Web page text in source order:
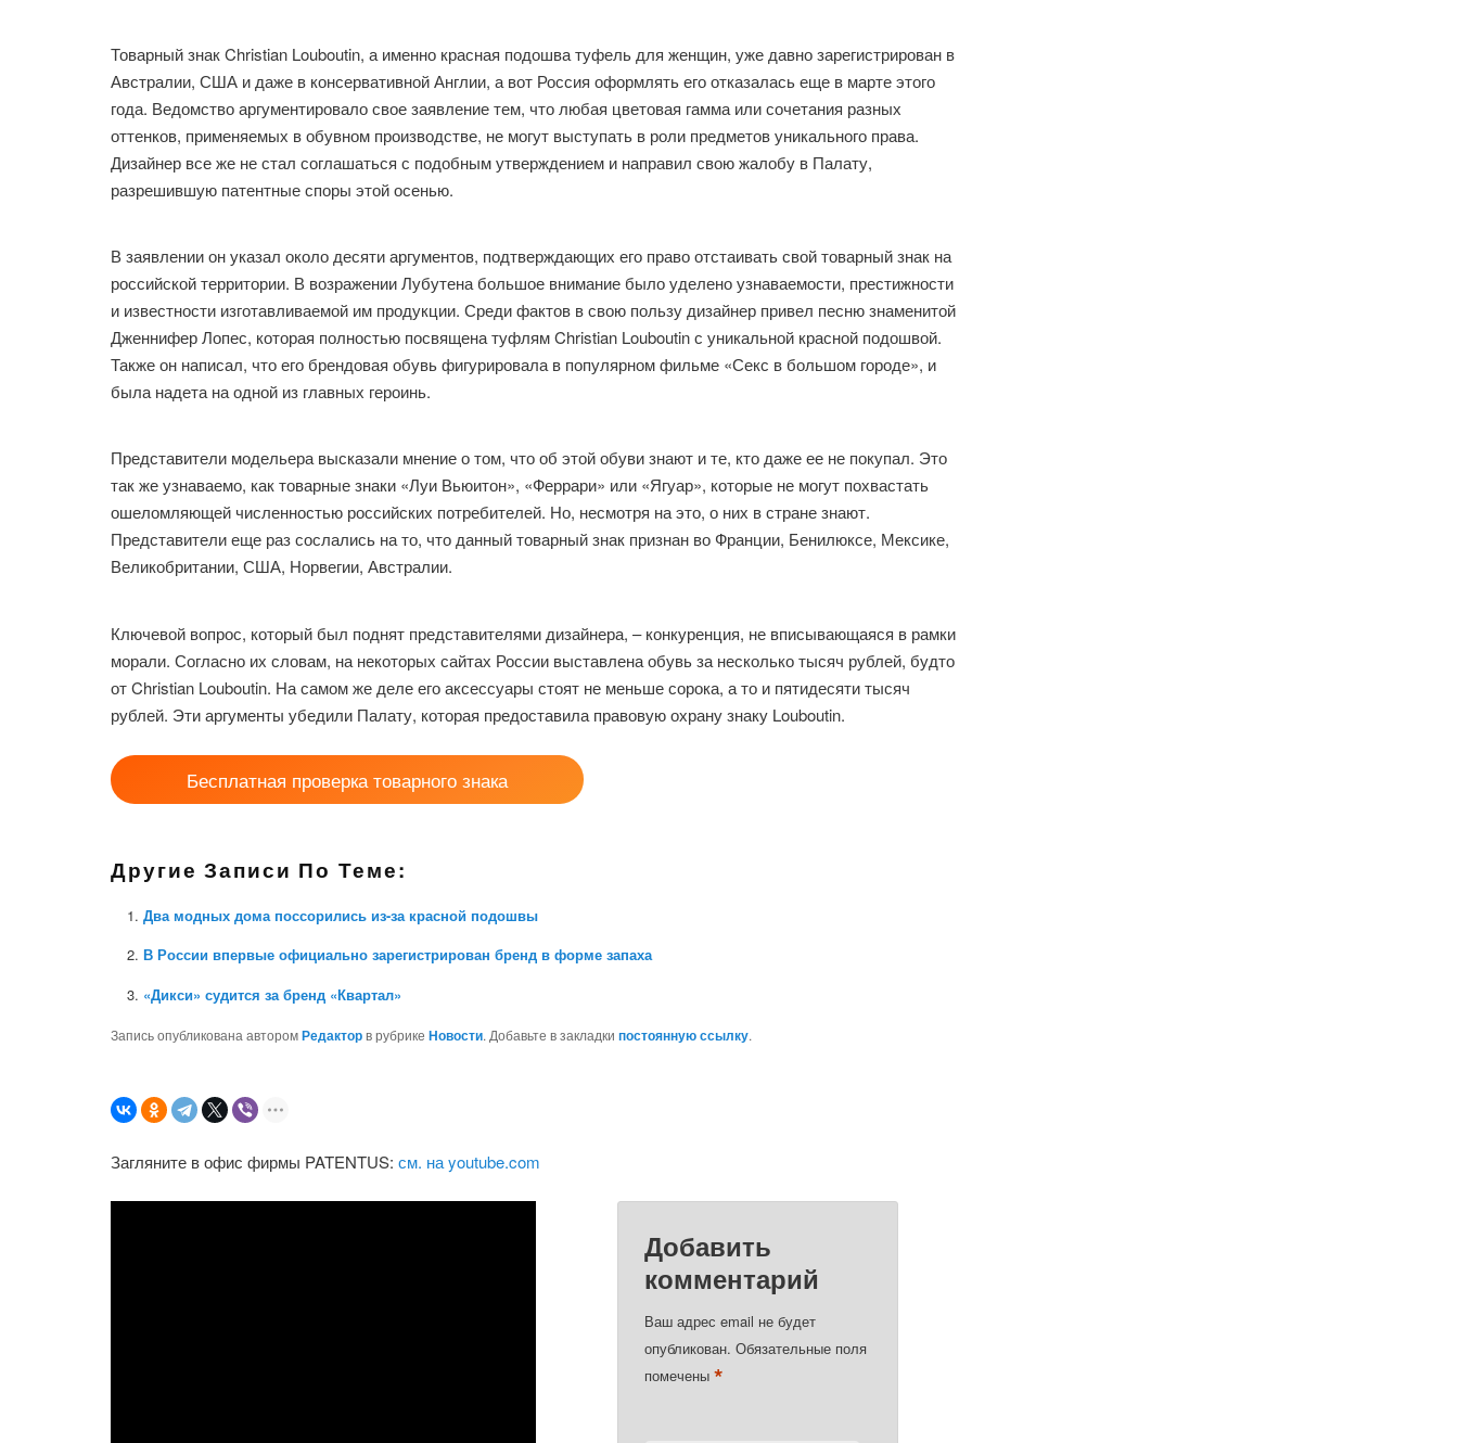
Товарный знак Christian Louboutin, а именно красная подошва туфель для женщин, уже давно зарегистрирован в
Австралии, США и даже в консервативной Англии, а вот Россия оформлять его отказалась еще в марте этого
года. Ведомство аргументировало свое заявление тем, что любая цветовая гамма или сочетания разных
оттенков, применяемых в обувном производстве, не могут выступать в роли предметов уникального права.
Дизайнер все же не стал соглашаться с подобным утверждением и направил свою жалобу в Палату,
разрешившую патентные споры этой осенью.
В заявлении он указал около десяти аргументов, подтверждающих его право отстаивать свой товарный знак на
российской территории. В возражении Лубутена большое внимание было уделено узнаваемости, престижности
и известности изготавливаемой им продукции. Среди фактов в свою пользу дизайнер привел песню знаменитой
Дженнифер Лопес, которая полностью посвящена туфлям Christian Louboutin с уникальной красной подошвой.
Также он написал, что его брендовая обувь фигурировала в популярном фильме «Секс в большом городе», и
была надета на одной из главных героинь.
Представители модельера высказали мнение о том, что об этой обуви знают и те, кто даже ее не покупал. Это
так же узнаваемо, как товарные знаки «Луи Вьюитон», «Феррари» или «Ягуар», которые не могут похвастать
ошеломляющей численностью российских потребителей. Но, несмотря на это, о них в стране знают.
Представители еще раз сослались на то, что данный товарный знак признан во Франции, Бенилюксе, Мексике,
Великобритании, США, Норвегии, Австралии.
Ключевой вопрос, который был поднят представителями дизайнера, – конкуренция, не вписывающаяся в рамки
морали. Согласно их словам, на некоторых сайтах России выставлена обувь за несколько тысяч рублей, будто
от Christian Louboutin. На самом же деле его аксессуары стоят не меньше сорока, а то и пятидесяти тысяч
рублей. Эти аргументы убедили Палату, которая предоставила правовую охрану знаку Louboutin.
Бесплатная проверка товарного знака
Другие Записи По Теме:
Два модных дома поссорились из-за красной подошвы
В России впервые официально зарегистрирован бренд в форме запаха
«Дикси» судится за бренд «Квартал»
Запись опубликована авторомРедакторв рубрикеНовости. Добавьте в закладкипостоянную ссылку.
Загляните в офис фирмы PATENTUS:см. на youtube.com
Добавить
комментарий
Ваш адрес email не будет
опубликован. Обязательные поля
помечены*